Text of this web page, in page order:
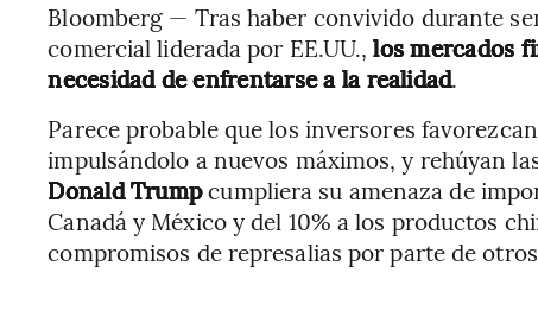
Bloomberg — Tras haber convivido durante
comercial liderada por EE.UU.,los mercados
necesidad de enfrentarse a la realidad.
Parece probable que los inversores
impulsándolo a nuevos máximos, y rehúyan
Donald Trumpcumpliera su amenaza de
Canadá y México y del 10% a los productos
compromisos de represalias por parte de